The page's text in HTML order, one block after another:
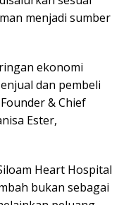
menjadi sumber
ekonomi
dan pembeli
& Chief
Ester,
Heart Hospital
bukan sebagai